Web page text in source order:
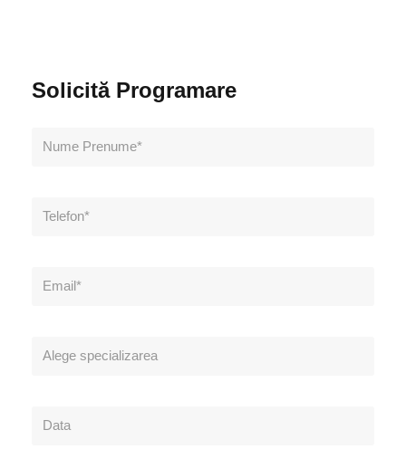
Solicită Programare